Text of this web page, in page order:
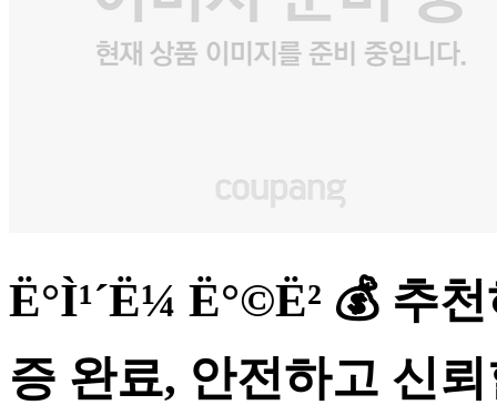
Ë°Ì¹´Ë¼ Ë°©Ë² 💰
증 완료, 안전하고 신